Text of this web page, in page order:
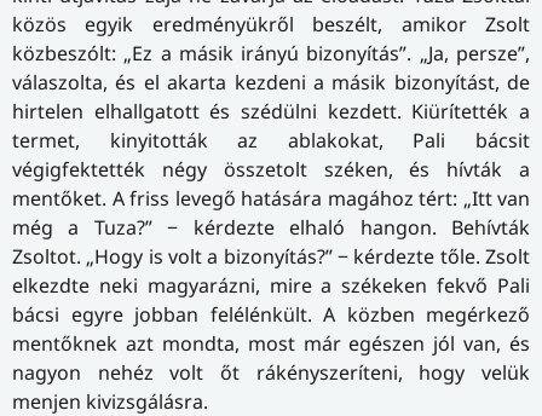
közös egyik eredményükről beszélt, amikor Zsolt
közbeszólt: „Ez a másik irányú bizonyítás”. „Ja, persze”,
válaszolta, és el akarta kezdeni a másik bizonyítást, de
hirtelen elhallgatott és szédülni kezdett. Kiürítették a
termet, kinyitották az ablakokat, Pali bácsit
végigfektették négy összetolt széken, és hívták a
mentőket. A friss levegő hatására magához tért: „Itt van
még a Tuza?” − kérdezte elhaló hangon. Behívták
Zsoltot. „Hogy is volt a bizonyítás?” − kérdezte tőle. Zsolt
elkezdte neki magyarázni, mire a székeken fekvő Pali
bácsi egyre jobban felélénkült. A közben megérkező
mentőknek azt mondta, most már egészen jól van, és
nagyon nehéz volt őt rákényszeríteni, hogy velük
menjen kivizsgálásra.